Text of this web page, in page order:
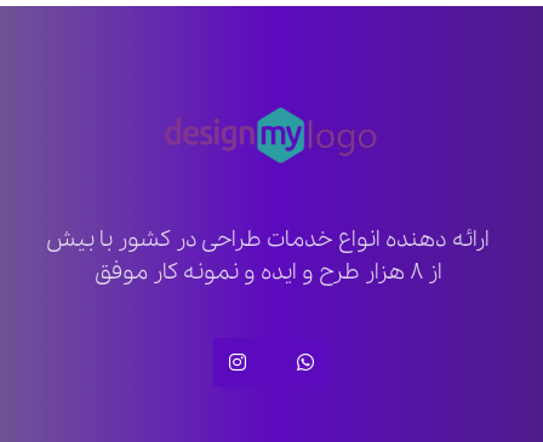
ارائه دهنده انواع خدمات طراحی در کشور با بیش
از ۸ هزار طرح و ایده و نمونه کار موفق